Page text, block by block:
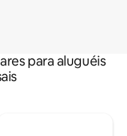
para aluguéis